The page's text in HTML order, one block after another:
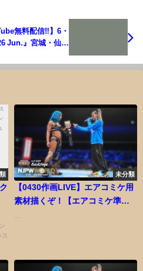
無料配信‼️】6・
Jun.』宮城・仙台
未分類
【0430作画LIVE】エアコミケ用
素材描くぞ！【エアコミケ準